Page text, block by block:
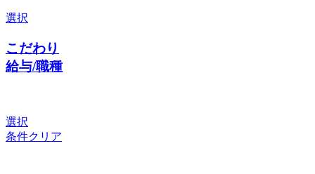
選択
こだわり
給与/職種
選択
条件クリア